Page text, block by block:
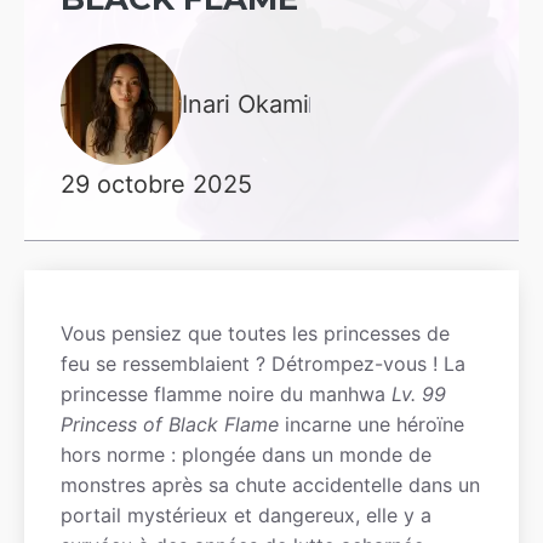
Inari Okami
29 octobre 2025
Vous pensiez que toutes les princesses de
feu se ressemblaient ? Détrompez-vous ! La
princesse flamme noire du manhwa Lv. 99
Princess of Black Flame incarne une héroïne
hors norme : plongée dans un monde de
monstres après sa chute accidentelle dans un
portail mystérieux et dangereux, elle y a